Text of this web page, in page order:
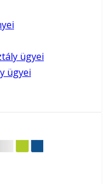
ügyei
ügyei